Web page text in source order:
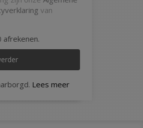
van
afrekenen.
Lees meer